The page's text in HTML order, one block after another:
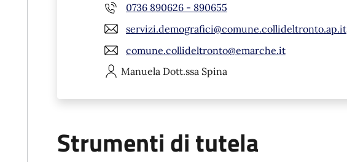
0736 890626 - 890655
servizi.demografici@comune.collideltronto.ap.it
comune.collideltronto@emarche.it
Manuela Dott.ssa Spina
Strumenti di tutela